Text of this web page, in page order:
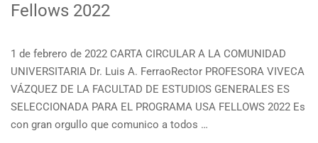
Fellows 2022
1 de febrero de 2022 CARTA CIRCULAR A LA COMUNIDAD
UNIVERSITARIA Dr. Luis A. FerraoRector PROFESORA VIVECA
VÁZQUEZ DE LA FACULTAD DE ESTUDIOS GENERALES ES
SELECCIONADA PARA EL PROGRAMA USA FELLOWS 2022 Es
con gran orgullo que comunico a todos …